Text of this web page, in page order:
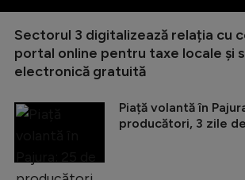
Sectorul 3 digitalizează relația cu
portal online pentru taxe locale și
electronică gratuită
Piață volantă în
producători, 3 zile